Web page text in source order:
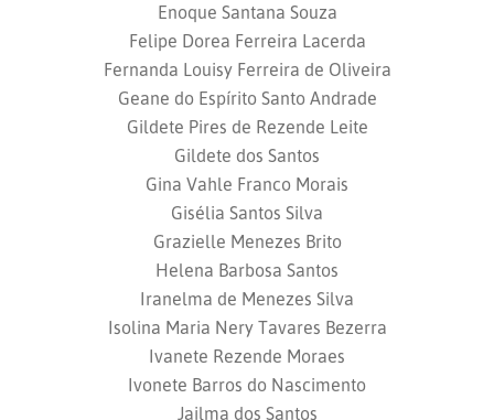
Enoque Santana Souza
Felipe Dorea Ferreira Lacerda
Fernanda Louisy Ferreira de Oliveira
Geane do Espírito Santo Andrade
Gildete Pires de Rezende Leite
Gildete dos Santos
Gina Vahle Franco Morais
Gisélia Santos Silva
Grazielle Menezes Brito
Helena Barbosa Santos
Iranelma de Menezes Silva
Isolina Maria Nery Tavares Bezerra
Ivanete Rezende Moraes
Ivonete Barros do Nascimento
Jailma dos Santos